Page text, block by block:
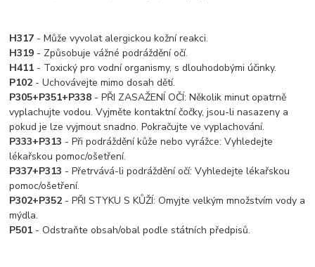
H317 - Může vyvolat alergickou kožní reakci.
H319 - Způsobuje vážné podráždění očí.
H411 - Toxický pro vodní organismy, s dlouhodobými účinky.
P102 - Uchovávejte mimo dosah dětí.
P305+P351+P338 - PŘI ZASAŽENÍ OČÍ: Několik minut opatrně
vyplachujte vodou. Vyjměte kontaktní čočky, jsou-li nasazeny a
pokud je lze vyjmout snadno. Pokračujte ve vyplachování.
P333+P313 - Při podráždění kůže nebo vyrážce: Vyhledejte
lékařskou pomoc/ošetření.
P337+P313 - Přetrvává-li podráždění očí: Vyhledejte lékařskou
pomoc/ošetření.
P302+P352 - PŘI STYKU S KŮŽÍ: Omyjte velkým množstvím vody a
mýdla.
P501 - Odstraňte obsah/obal podle státních předpisů.